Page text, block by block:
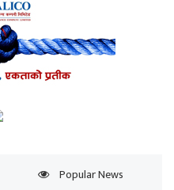
Popular News